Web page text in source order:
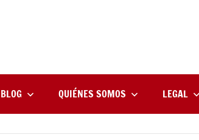
BLOG QUIÉNES SOMOS LEGAL